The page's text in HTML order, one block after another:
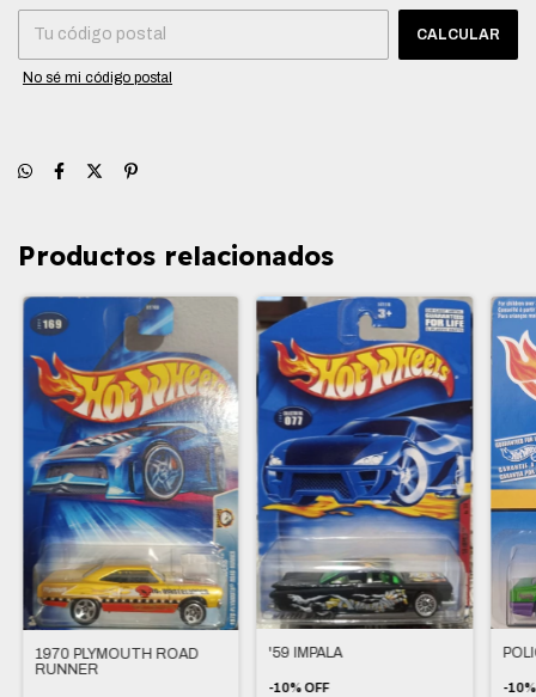
CALCULAR
No sé mi código postal
Productos relacionados
1970 PLYMOUTH ROAD
RUNNER
'59 IMPALA
-10%OFF -10